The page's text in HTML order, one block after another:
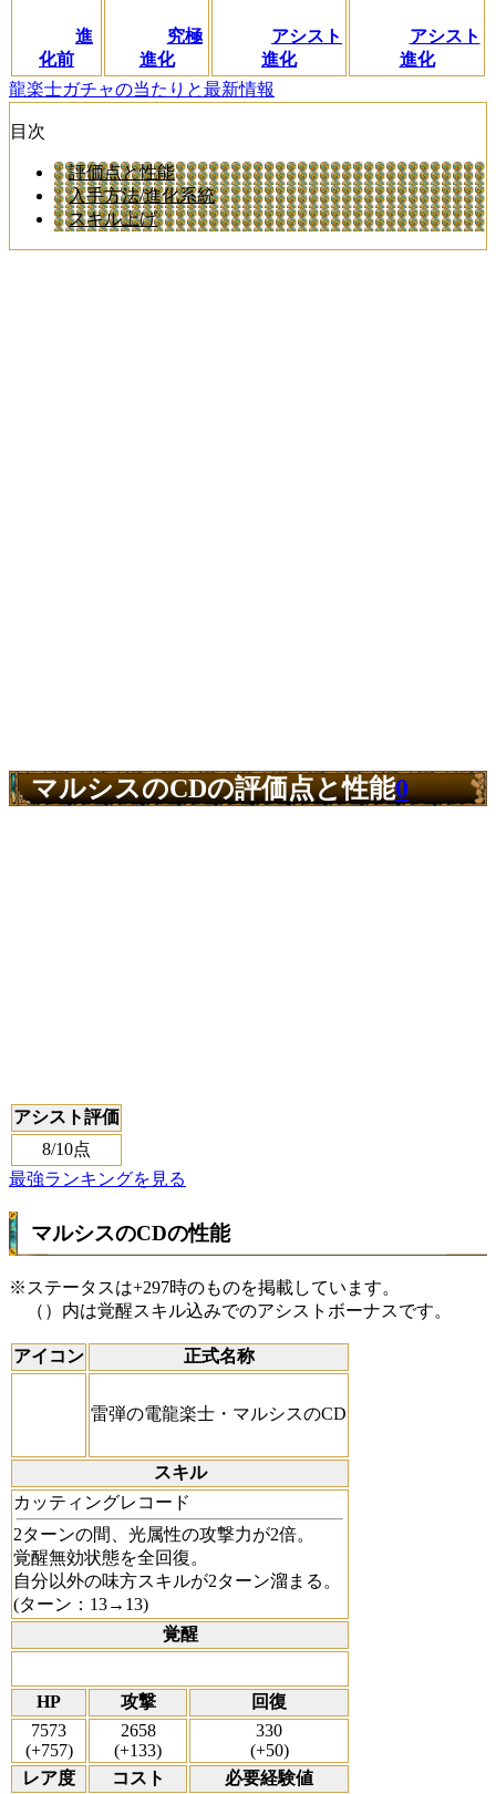
進
化前
究極
進化
アシスト
進化
アシスト
進化
龍楽士ガチャの当たりと最新情報
目次
評価点と性能
入手方法/進化系統
スキル上げ
マルシスのCDの評価点と性能0
アシスト評価
8/10点
最強ランキングを見る
マルシスのCDの性能
※ステータスは+297時のものを掲載しています。
（）内は覚醒スキル込みでのアシストボーナスです。
アイコン 正式名称
雷弾の電龍楽士・マルシスのCD
スキル
カッティングレコード
2ターンの間、光属性の攻撃力が2倍。
覚醒無効状態を全回復。
自分以外の味方スキルが2ターン溜まる。
(ターン：13→13)
覚醒
HP 攻撃
回復
7573
(+757)
2658
(+133)
330
(+50)
レア度
コスト 必要経験値